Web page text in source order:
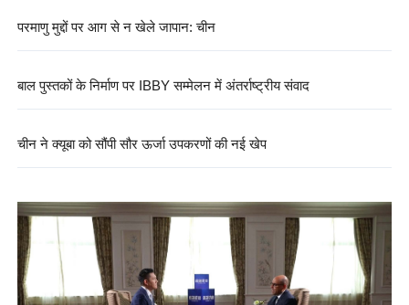
परमाणु मुद्दों पर आग से न खेले जापान: चीन
बाल पुस्तकों के निर्माण पर IBBY सम्मेलन में अंतर्राष्ट्रीय संवाद
चीन ने क्यूबा को सौंपी सौर ऊर्जा उपकरणों की नई खेप